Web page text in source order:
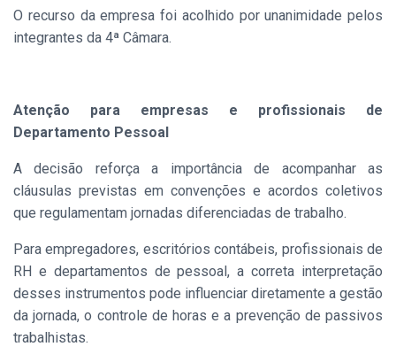
O recurso da empresa foi acolhido por unanimidade pelos
integrantes da 4ª Câmara.
Atenção para empresas e profissionais de
Departamento Pessoal
A decisão reforça a importância de acompanhar as
cláusulas previstas em convenções e acordos coletivos
que regulamentam jornadas diferenciadas de trabalho.
Para empregadores, escritórios contábeis, profissionais de
RH e departamentos de pessoal, a correta interpretação
desses instrumentos pode influenciar diretamente a gestão
da jornada, o controle de horas e a prevenção de passivos
trabalhistas.